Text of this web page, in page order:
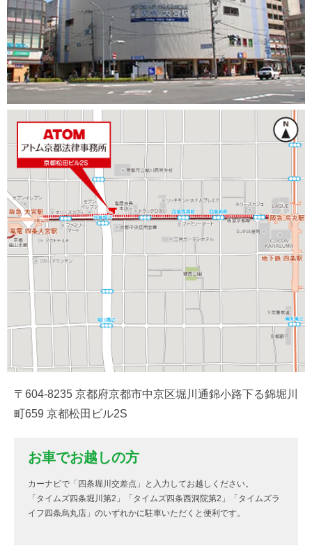
〒604-8235 京都府京都市中京区堀川通錦小路下る錦堀川
町659 京都松田ビル2S
お車でお越しの方
カーナビで「四条堀川交差点」と入力してお越しください。
「タイムズ四条堀川第2」「タイムズ四条西洞院第2」「タイムズラ
イフ四条烏丸店」のいずれかに駐車いただくと便利です。